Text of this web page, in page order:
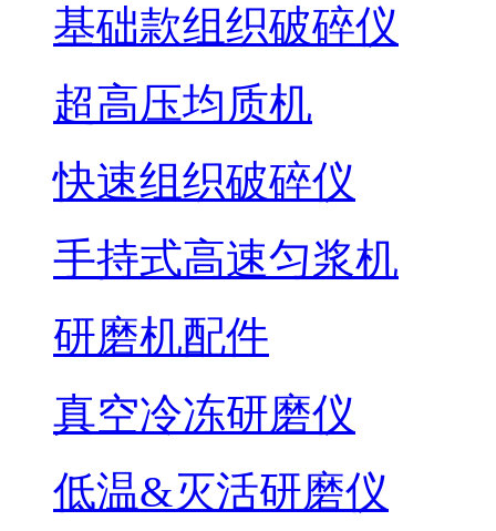
基础款组织破碎仪
超高压均质机
快速组织破碎仪
手持式高速匀浆机
研磨机配件
真空冷冻研磨仪
低温&灭活研磨仪